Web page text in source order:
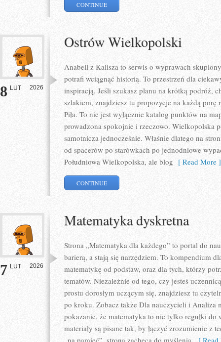
CONTINUE
8 LUT 2026
Ostrów Wielkopolski
Anabell z Kalisza to serwis o wyprawach
potrafi wciągnąć historią. To przestrzeń dla
inspiracją. Jeśli szukasz planu na krótką podróż,
szlakiem, znajdziesz tu propozycje na każdą porę
Piła. To nie jest wyłącznie katalog punktów na
prowadzona spokojnie i rzeczowo. Wielkopolska
samotnicza jednocześnie. Właśnie dlatego na
od spacerów po starówkach po jednodniowe
Południowa Wielkopolska, ale blog [ Read More ]
CONTINUE
7 LUT 2026
Matematyka dyskretna
Strona „Matematyka dla każdego” to portal do
barierą, a stają się narzędziem. To kompendium
matematykę od podstaw, oraz dla tych, którzy
tematów. Niezależnie od tego, czy jesteś
prostu dorosłym uczącym się, znajdziesz tu
po kroku. Zobacz także Dla nauczycieli i Analiza
pokazanie, że matematyka to nie tylko regułki
materiały są pisane tak, by łączyć zrozumienie z
„na pamięć”, strona zachęca do myślenia,
[